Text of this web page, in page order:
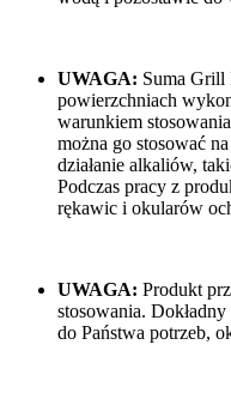
UWAGA: Suma Grill
powierzchniach
warunkiem
można go stosować
działanie alkaliów,
Podczas pracy z
rękawic i okularów
UWAGA: Produkt
stosowania.
do Państwa potrzeb,